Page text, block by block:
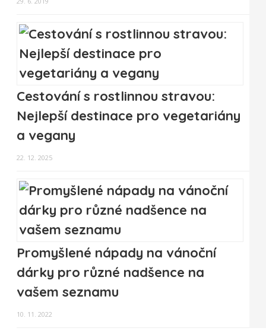
Cestování s rostlinnou stravou:
Nejlepší destinace pro vegetariány
a vegany
22. 12. 2025
Promyšlené nápady na vánoční
dárky pro různé nadšence na
vašem seznamu
10. 11. 2022